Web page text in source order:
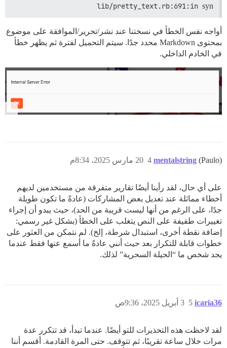
lib/pretty_text.rb:691:in syn
أواجه نفس الخطأ في نسختنا عند نشر/تحرير/الموافقة على موضوع
بمحتوى Markdown محدد جدًا. سيتم التحميل لفترة ثم يظهر خطأ
في الخادم الداخلي.
mentalstring (Paulo) 20 مارس 2025، 8:34م 4
على أي حال، لقد رأينا أيضًا تقارير متفرقة من مستخدمين لديهم
أخطاء مماثلة عند تعديل بعض المشاركات (عادةً ما تكون طويلة
جدًا، على الرغم من أنها ليست قريبة من الحد)، حيث يبدو أن إجراء
تغييرات طفيفة على النص يتغلب على الخطأ (بشكل غير رسمي:
إضافة نقطة أخرى، استبدال شرطة، إلخ). لم نتمكن من العثور على
خطوات قابلة للتكرار بعد حيث أنني عادةً ما أسمع عنها فقط عندما
يجد شخص ما “الحيلة السحرية” لذلك.
icaria36 3 أبريل 2025، 9:36ص 5
لقد لاحظت هذه التحذيرات للتو أيضًا. عندما تبدأ، قد تتكرر عدة
مرات خلال ساعة تقريبًا، ثم تتوقف. حتى المرة القادمة. أقسم أننا